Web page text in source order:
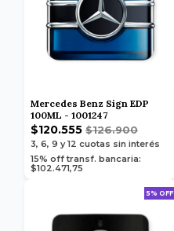
Mercedes Benz Sign EDP
100ML - 1001247
$120.555 $126.900
3, 6, 9 y 12 cuotas sin interés
15% off transf. bancaria:
$102.471,75
5% OFF